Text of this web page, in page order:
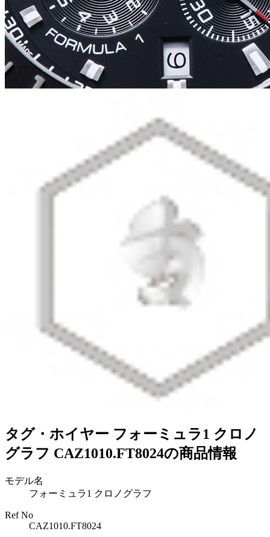
タグ・ホイヤー フォーミュラ1 クロノ
グラフ CAZ1010.FT8024の商品情報
モデル名
フォーミュラ1 クロノグラフ
Ref No
CAZ1010.FT8024